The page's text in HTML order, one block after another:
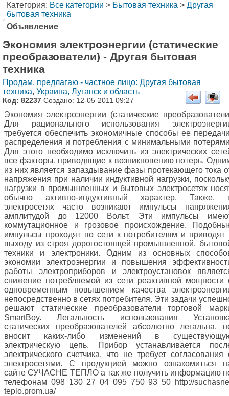
Категория: Все категории > Бытовая техника > Другая
бытовая техника
Объявление
Экономия электроэнергии (статические
преобразователи) - Другая бытовая
техника
Продам, предлагаю - частное лицо: Другая бытовая
техника, Украина, Луганск и область
Код: 82237 Создано: 12-05-2011 09:27
Экономия электроэнергии (статические
Для рационального использования
требуется обеспечить экономичные способы ее
распределения и потребления с минимальными
Для этого необходимо исключить из электрических
все факторы, приводящие к возникновению потерь.
из них является запаздывание фазы протекающего тока
напряжения при наличии индуктивной нагрузки,
нагрузки в промышленных и бытовых электросетях
обычно активно-индуктивный характер. Также,
электросетях часто возникают импульсы
амплитудой до 12000 Вольт. Эти импульсы
коммутационное и грозовое происхождение.
импульсы проходят по сети к потребителям и приводят
выходу из строя дорогостоящей промышленной,
техники и электроники. Одним из основных
экономии электроэнергии и повышения
работы электроприборов и электроустановок
снижение потребляемой из сети реактивной мощности
одновременным повышением качества
непосредственно в сетях потребителя. Эти задачи
решают статические преобразователи торговой
SmartBoy. Легальность использования
статических преобразователей абсолютно легальна,
вносит каких-либо изменений в
электрическую цепь. Прибор устанавливается
электрического счетчика, что не требует согласования
электросетями. С продукцией можно ознакомиться
сайте СУЧАСНЕ ТЕПЛО а так же получить информацию
телефонам 098 130 27 04 095 750 93 50 http://
teplo.prom.ua/